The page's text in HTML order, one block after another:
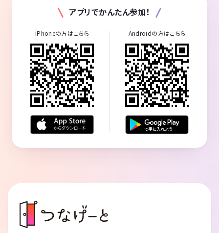
アプリでかんたん参加！
iPhoneの方はこちら Androidの方はこちら